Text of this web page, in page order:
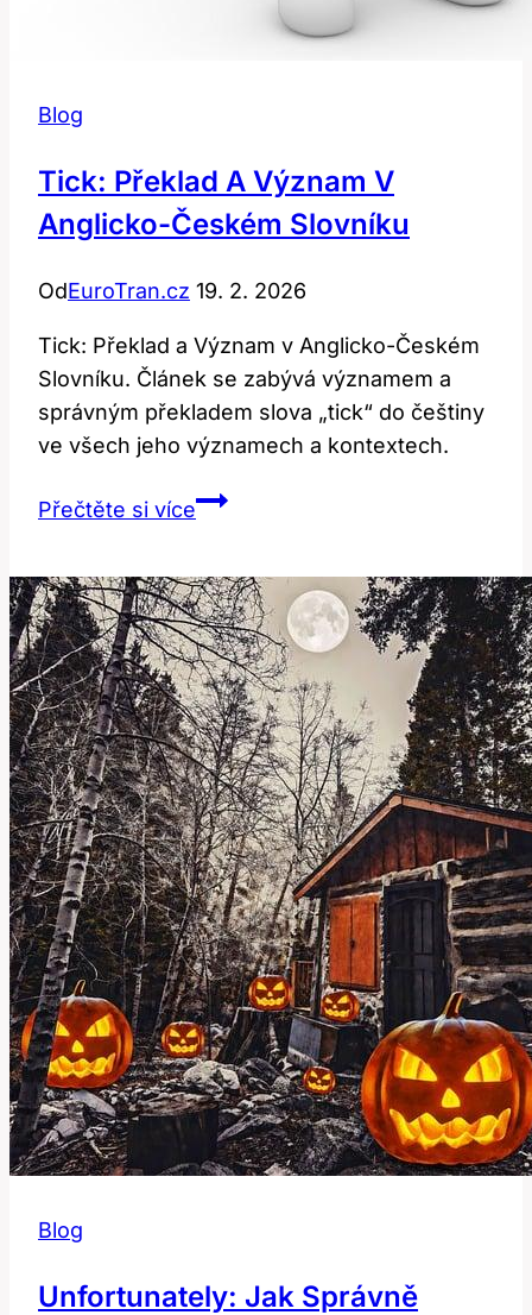
Blog
Tick: Překlad A Význam V
Anglicko-Českém Slovníku
OdEuroTran.cz 19. 2. 2026
Tick: Překlad a Význam v Anglicko-Českém
Slovníku. Článek se zabývá významem a
správným překladem slova „tick“ do češtiny
ve všech jeho významech a kontextech.
Přečtěte si víceTick:
Význam
v
Anglicko-
Českém
Slovníku
Blog
Unfortunately: Jak Správně